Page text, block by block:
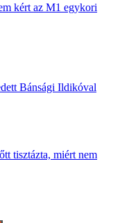
kért az M1 egykori
Bánsági Ildikóval
tisztázta, miért nem